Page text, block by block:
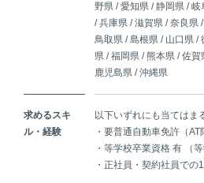
野県 / 愛知県 / 静岡県 /
/ 兵庫県 / 滋賀県 / 奈良県
鳥取県 / 島根県 / 山口県 /
県 / 福岡県 / 熊本県 / 佐
鹿児島県 / 沖縄県
求めるスキ
ル・経験
以下いずれにも当てはま
・要普通自動車免許（AT
・等学校卒業資格 有 （
・正社員・契約社員での